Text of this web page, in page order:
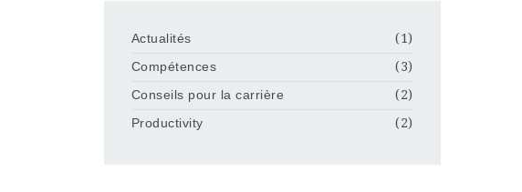
Actualités
(1)
Compétences
(3)
Conseils pour la carrière
(2)
Productivity
(2)